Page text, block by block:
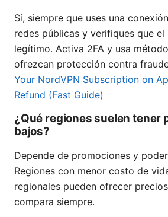
Sí, siempre que uses una
redes públicas y verifiques que
legítimo. Activa 2FA y usa
ofrezcan protección contra
Your NordVPN Subscription on
Refund (Fast Guide)
¿Qué regiones suelen tener
bajos?
Depende de promociones y
Regiones con menor costo de
regionales pueden ofrecer
compara siempre.